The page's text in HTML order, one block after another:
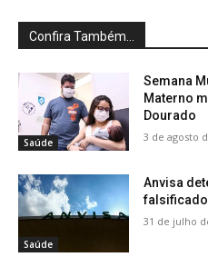
Confira Também...
Saúde
Semana
Materno
Dourado
3 de agosto
Saúde
Anvisa
31 de julho